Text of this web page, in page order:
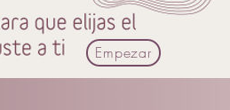
Empezar